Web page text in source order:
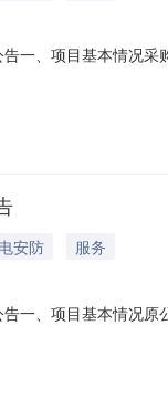
一、项目基本情况
求服务地点交付时
安防
服务
一、项目基本情况
、本项目首次公告